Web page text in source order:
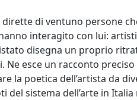
di ventuno persone
interagito con lui:
disegna un proprio
esce un racconto
la poetica dell’artista da
del sistema dell’arte in